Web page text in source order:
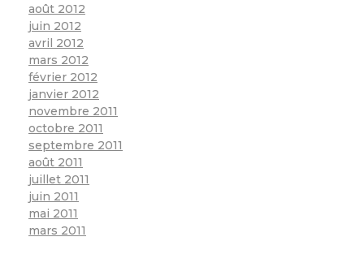
août 2012
juin 2012
avril 2012
mars 2012
février 2012
janvier 2012
novembre 2011
octobre 2011
septembre 2011
août 2011
juillet 2011
juin 2011
mai 2011
mars 2011